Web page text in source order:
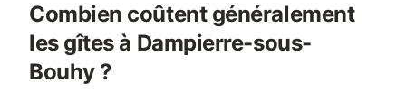
Combien coûtent généralement
les gîtes à Dampierre-sous-
Bouhy ?